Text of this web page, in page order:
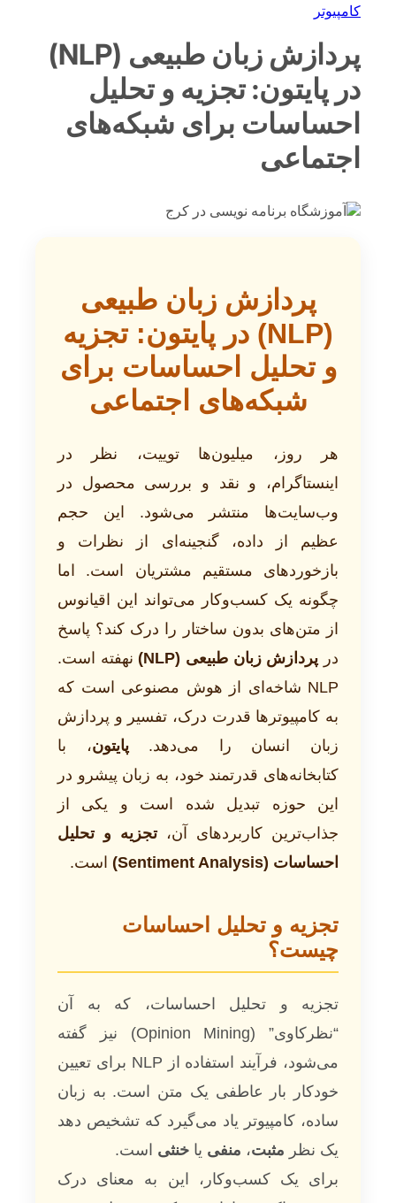
کامپیوتر
پردازش زبان طبیعی (NLP)
در پایتون: تجزیه و تحلیل
احساسات برای شبکه‌های
اجتماعی
پردازش زبان طبیعی
(NLP) در پایتون: تجزیه
و تحلیل احساسات برای
شبکه‌های اجتماعی
هر روز، میلیون‌ها توییت، نظر در
اینستاگرام، و نقد و بررسی محصول در
وب‌سایت‌ها منتشر می‌شود. این حجم
عظیم از داده، گنجینه‌ای از نظرات و
بازخوردهای مستقیم مشتریان است. اما
چگونه یک کسب‌وکار می‌تواند این اقیانوس
از متن‌های بدون ساختار را درک کند؟ پاسخ
در پردازش زبان طبیعی (NLP)
نهفته است.
NLP شاخه‌ای از هوش مصنوعی است که
به کامپیوترها قدرت درک، تفسیر و پردازش
زبان انسان را می‌دهد.پایتون، با
کتابخانه‌های قدرتمند خود، به زبان پیشرو در
این حوزه تبدیل شده است و یکی از
جذاب‌ترین کاربردهای آن،تجزیه و تحلیل
احساسات (Sentiment Analysis)
است.
تجزیه و تحلیل احساسات
چیست؟
تجزیه و تحلیل احساسات، که به آن
“نظرکاوی” (Opinion Mining) نیز گفته
می‌شود، فرآیند استفاده از NLP برای تعیین
خودکار بار عاطفی یک متن است. به زبان
ساده، کامپیوتر یاد می‌گیرد که تشخیص دهد
یک نظر مثبت، منفی یا خنثی است.
برای یک کسب‌وکار، این به معنای درک